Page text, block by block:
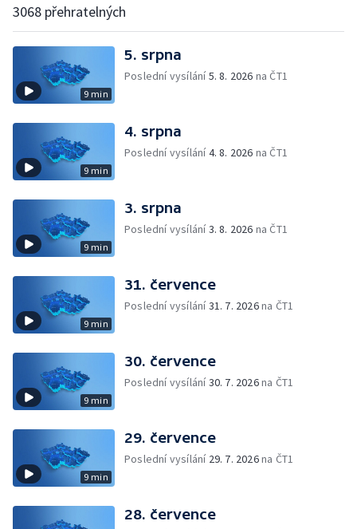
3068 přehratelných
9 min
5. srpna
Poslední vysílání5. 8. 2026 na ČT1
9 min
4. srpna
Poslední vysílání4. 8. 2026 na ČT1
9 min
3. srpna
Poslední vysílání3. 8. 2026 na ČT1
9 min
31. července
Poslední vysílání31. 7. 2026na ČT1
9 min
30. července
Poslední vysílání30. 7. 2026na ČT1
9 min
29. července
Poslední vysílání 29. 7. 2026na ČT1
28. července